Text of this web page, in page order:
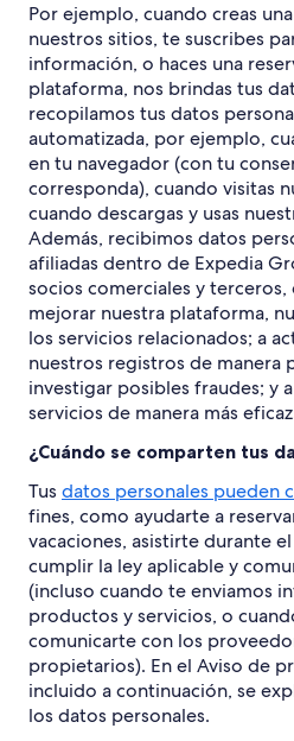
Por ejemplo, cuando creas
nuestros sitios, te suscribes
información, o haces una
plataforma, nos brindas tus
recopilamos tus datos
automatizada, por ejemplo,
en tu navegador (con tu
corresponda), cuando visitas
cuando descargas y usas
Además, recibimos datos
afiliadas dentro de Expedia
socios comerciales y terceros,
mejorar nuestra plataforma,
los servicios relacionados; a
nuestros registros de manera
investigar posibles fraudes; y
servicios de manera más
¿Cuándo se comparten tus
Tus datos personales pueden
fines, como ayudarte a
vacaciones, asistirte durante
cumplir la ley aplicable y
(incluso cuando te enviamos
productos y servicios, o
comunicarte con los
propietarios). En el Aviso de
incluido a continuación, se
los datos personales.